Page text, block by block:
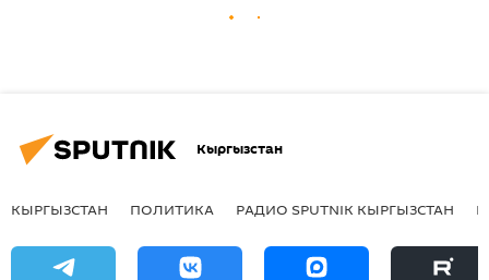
Кыргызстан
КЫРГЫЗСТАН ПОЛИТИКА РАДИО SPUTNIK КЫРГЫЗСТАН